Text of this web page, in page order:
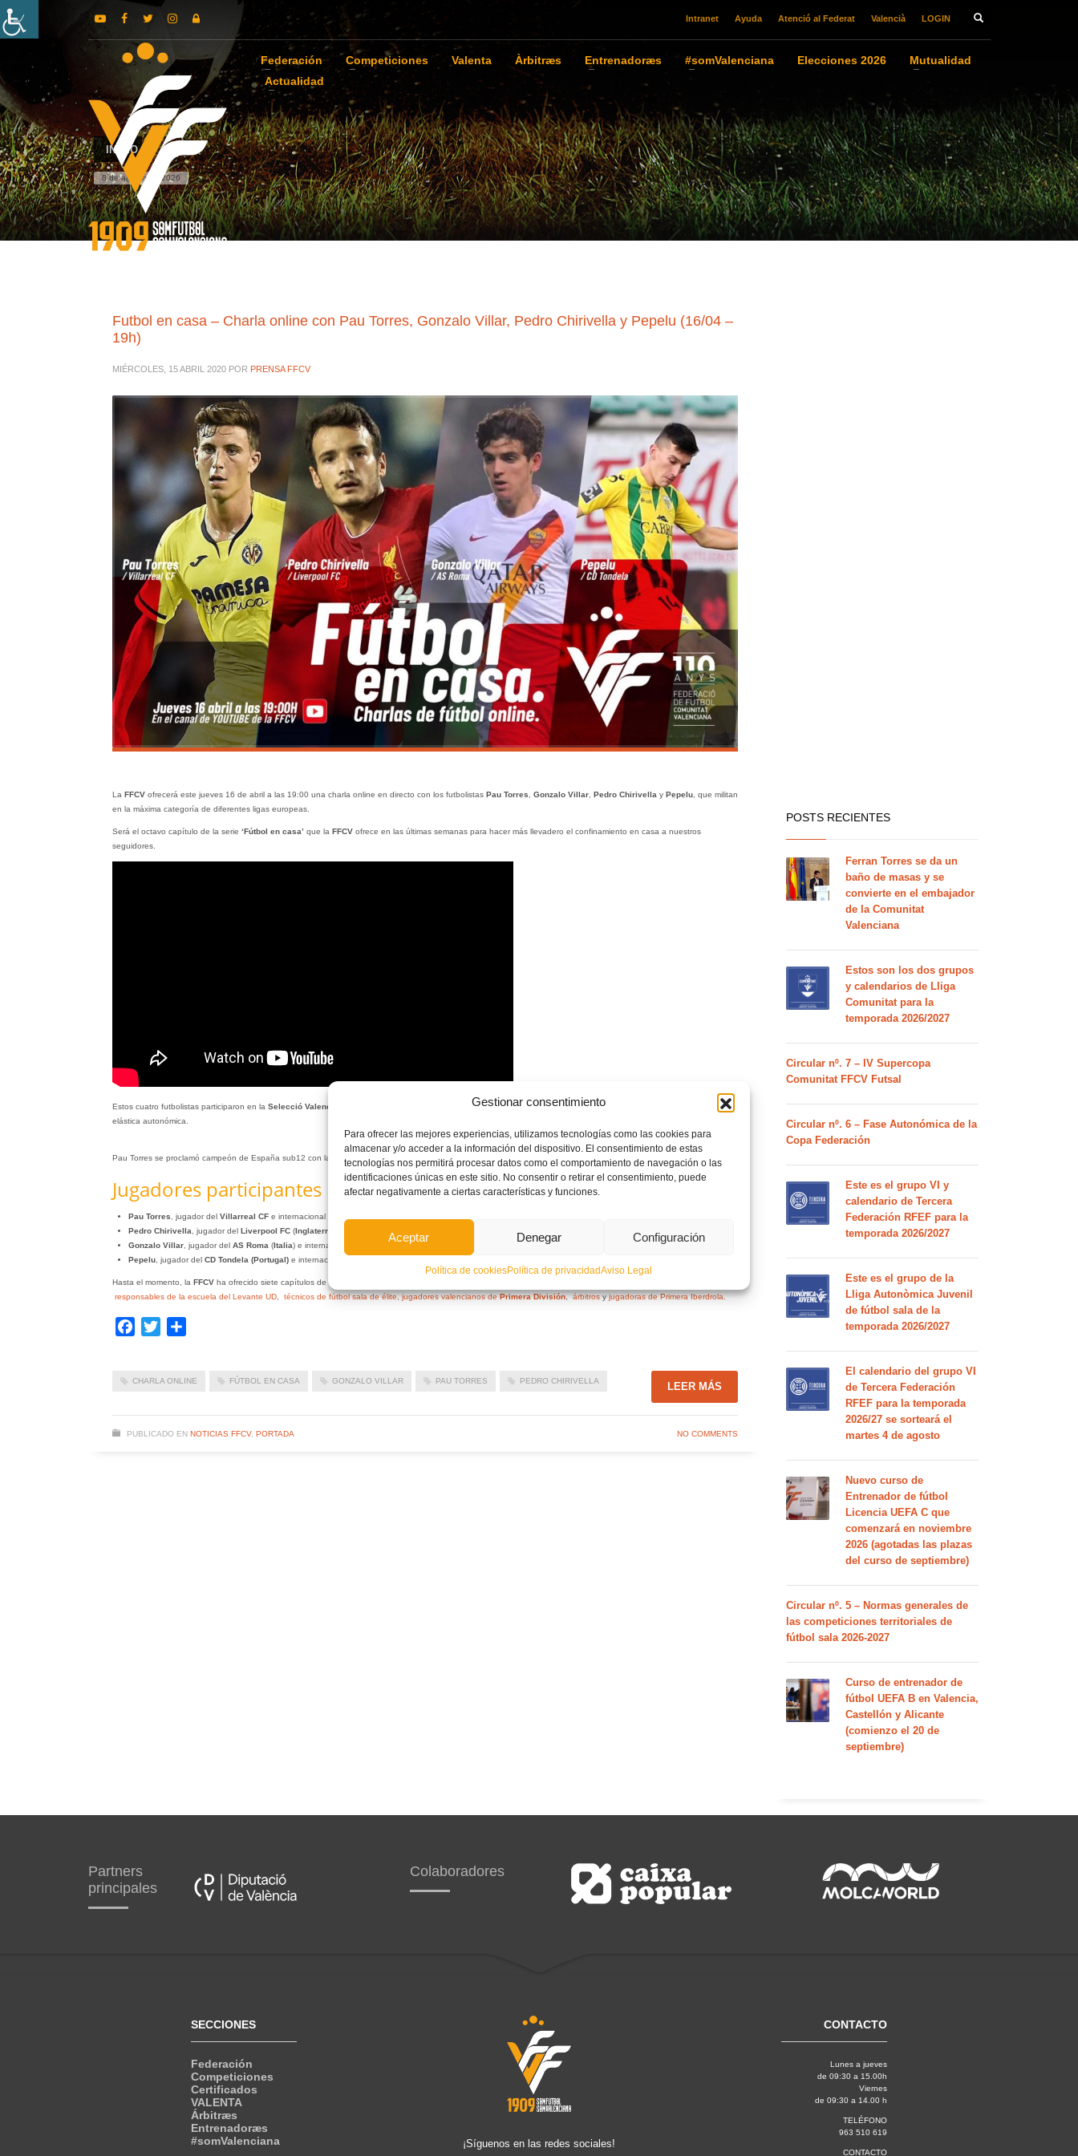
Gestionar consentimiento
Para ofrecer las mejores experiencias, utilizamos tecnologías como las cookies para
almacenar y/o acceder a la información del dispositivo. El consentimiento de estas
tecnologías nos permitirá procesar datos como el comportamiento de navegación o las
identificaciones únicas en este sitio. No consentir o retirar el consentimiento, puede
afectar negativamente a ciertas características y funciones.
Aceptar Denegar Configuración
Política de cookiesPolítica de privacidadAviso Legal
Intranet Ayuda Atenció al Federat Valencià LOGIN
Federación Competiciones Valenta Àrbitræs Entrenadoræs #somValenciana Elecciones 2026
Mutualidad
Actualidad
INICIO
8 de agosto de 2026
Futbol en casa – Charla online con Pau Torres, Gonzalo Villar, Pedro Chirivella y Pepelu (16/04 –
19h)
MIÉRCOLES, 15 ABRIL 2020 POR PRENSA FFCV
La FFCV ofrecerá este jueves 16 de abril a las 19:00 una charla online en directo con los futbolistas Pau Torres Gonzalo Villar, Pedro Chirivella y Pepelu, que militan
en la máxima categoría de diferentes ligas europeas.
Será el octavo capítulo de la serie ‘Fútbol en casa’ que la FFCVofrece en las últimas semanas para hacer más llevadero el confinamiento en casa a nuestros
seguidores.
Estos cuatro futbolistas participaron en la Selecció Valenciana en diferentes categorías e inclusoTorresse proclamó campeón deEspaña
elástica autonómica.
Pau Torres se proclamó campeón de España sub12 con la Selecció Valenciana
Jugadores participantes
Pau Torres , jugador del Villarreal CFe internacional absoluto con la
Pedro Chirivella , jugador del Liverpool FC(Inglaterra
Gonzalo Villar, jugador del AS Roma (Italia) e internacional sub21 con la
Selección Española
Pepelu, jugador del CD Tondela (Portugal) e internacional sub21 con la
Hasta el momento, la FFCVha ofrecido siete capítulos de‘Fútbol en casa
responsables de la escuela del Levante UD, técnicos de fútbol sala de élite,jugadores valencianos dePrimera División,árbitrosyjugadoras de Primera Iberdrola.
Facebook
Twitter
CHARLA ONLINE FÚTBOL EN CASA GONZALO VILLAR PAU TORRES PEDRO CHIRIVELLA LEER MÁS
PUBLICADO EN NOTICIAS FFCV, PORTADA NO COMMENTS
POSTS RECIENTES
Ferran Torres se da un
baño de masas y se
convierte en el embajador
de la Comunitat
Valenciana
Estos son los dos grupos
y calendarios de Lliga
Comunitat para la
temporada 2026/2027
Circular nº. 7 – IV Supercopa
Comunitat FFCV Futsal
Circular nº. 6 – Fase Autonómica de la
Copa Federación
Este es el grupo VI y
calendario de Tercera
Federación RFEF para la
temporada 2026/2027
Este es el grupo de la
Lliga Autonòmica Juvenil
de fútbol sala de la
temporada 2026/2027
El calendario del grupo VI
de Tercera Federación
RFEF para la temporada
2026/27 se sorteará el
martes 4 de agosto
Nuevo curso de
Entrenador de fútbol
Licencia UEFA C que
comenzará en noviembre
2026 (agotadas las plazas
del curso de septiembre)
Circular nº. 5 – Normas generales de
las competiciones territoriales de
fútbol sala 2026-2027
Curso de entrenador de
fútbol UEFA B en Valencia,
Castellón y Alicante
(comienzo el 20 de
septiembre)
Partners
principales
Colaboradores
SECCIONES
Federación
Competiciones
Certificados
VALENTA
Árbitræs
Entrenadoræs
#somValenciana
¡Síguenos en las redes sociales!
CONTACTO
Lunes a jueves
de 09:30 a 15.00h
Viernes
de 09:30 a 14.00 h
TELÉFONO
963 510 619
CONTACTO